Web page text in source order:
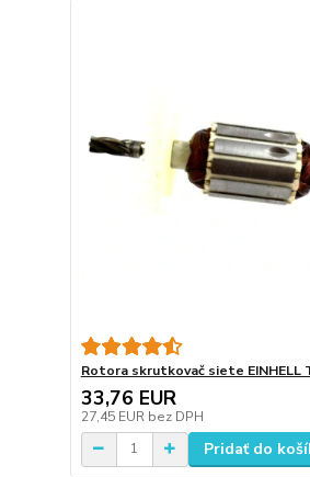
Rotora skrutkovač siete EINHELL
33,76 EUR
27,45 EUR bez DPH
Pridať do